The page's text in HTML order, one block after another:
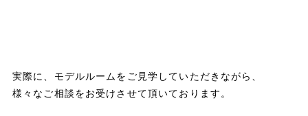
実際に、モデルルームをご見学していただきながら、
様々なご相談をお受けさせて頂いております。